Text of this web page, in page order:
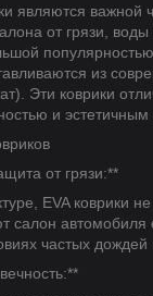
являются важной
от грязи,
из
Эти коврики
и
от грязи:**
EVA коврики
автомобиля
частых дождей